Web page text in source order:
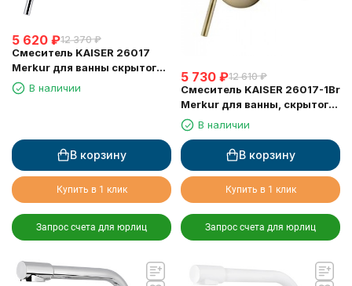
5 620 ₽12 370 ₽
Смеситель KAISER 26017
Merkur для ванны скрытого
монтажа
В наличии
В корзину
Купить в 1 клик
Запрос счета для юрлиц
5 730 ₽12 610 ₽
Смеситель KAISER 26017-1Br
Merkur для ванны, скрытого
монтажа
В наличии
В корзину
Купить в 1 клик
Запрос счета для юрлиц